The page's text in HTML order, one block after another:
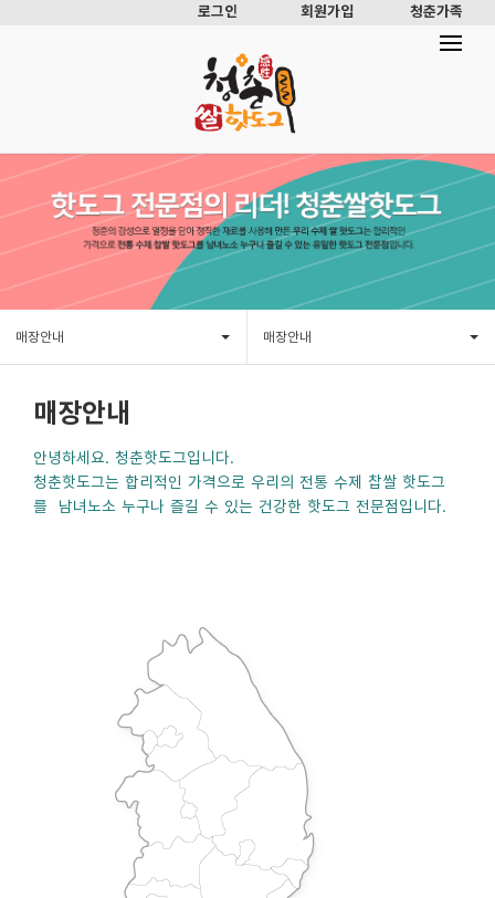
로그인 회원가입 청춘가족
매장안내 매장안내
매장안내
안녕하세요. 청춘핫도그입니다.
청춘핫도그는 합리적인 가격으로 우리의 전통 수제 찹쌀 핫도그
를 남녀노소 누구나 즐길 수 있는 건강한 핫도그 전문점입니다.